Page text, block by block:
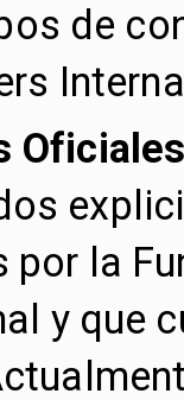
de
por la
y que